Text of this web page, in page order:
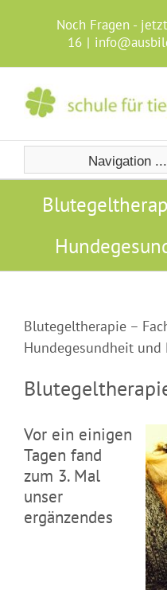
Noch Fragen -
16 |
Navigation ...
Blutegeltherapie –
Hundegesundheit und
Vor ein einigen
Tagen fand
zum 3. Mal
unser
ergänzendes